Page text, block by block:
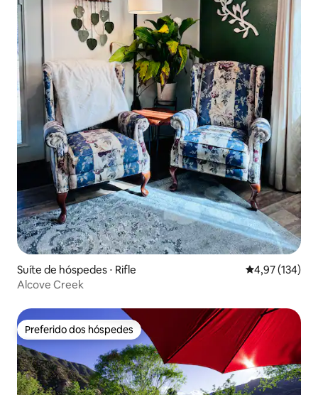
Suíte de hóspedes ⋅ Rifle 4,97 de uma
4,97 (134)
Alcove Creek
Preferido dos hóspedes
Preferido dos hóspedes